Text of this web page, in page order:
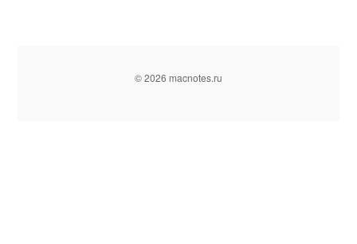
© 2026 macnotes.ru